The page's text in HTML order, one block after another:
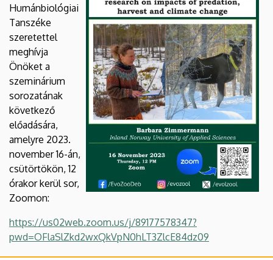
Biológiai
és
Ökológiai
Intézet
Humánbiológiai
Tanszéke
szeretettel
meghívja
Önöket a
szeminárium
sorozatának
következő
előadására,
amelyre 2023.
november 16-án,
csütörtökön, 12
órakor kerül sor,
Zoomon:
https://us02web.zoom.us/j/89177578347?
pwd=OFlaSlZkd2wxQkVpN0hLT3ZlcE84dz09